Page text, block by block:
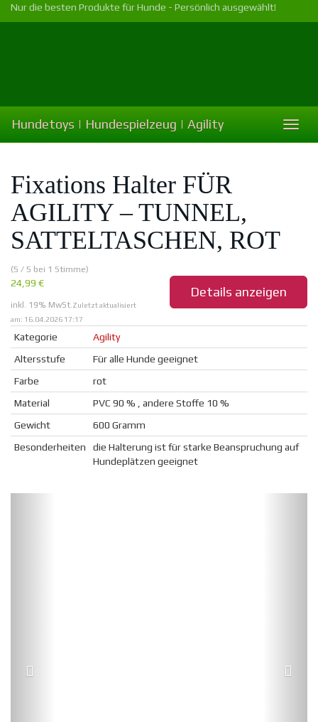
Skip
to
Nur die besten Produkte für Hunde - Persönlich ausgewählt!
Hundetoys | Hundespielzeug | Agility
Fixations Halter FÜR
AGILITY – TUNNEL,
SATTELTASCHEN, ROT
(5 / 5 bei 1 Stimme)
24,99 €
inkl. 19% MwSt.Zuletzt aktualisiert
am: 16.04.2026 17:17
Details anzeigen
Kategorie
Agility
Altersstufe
Für alle Hunde geeignet
Farbe
rot
Material
PVC 90 % , andere Stoffe 10 %
Gewicht
600 Gramm
Besonderheiten
die Halterung ist für starke Beanspruchung auf
Hundeplätzen geeignet